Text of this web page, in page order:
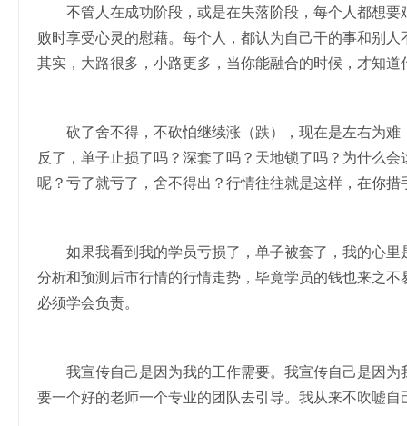
不管人在成功阶段，或是在失落阶段，每个人都想要
败时享受心灵的慰藉。每个人，都认为自己干的事和别
其实，大路很多，小路更多，当你能融合的时候，才知道
砍了舍不得，不砍怕继续涨（跌），现在是左右为难
反了，单子止损了吗？深套了吗？天地锁了吗？为什么
呢？亏了就亏了，舍不得出？行情往往就是这样，在你
如果我看到我的学员亏损了，单子被套了，我的心里
分析和预测后市行情的行情走势，毕竟学员的钱也来之不
必须学会负责。
我宣传自己是因为我的工作需要。我宣传自己是因为
要一个好的老师一个专业的团队去引导。我从来不吹嘘